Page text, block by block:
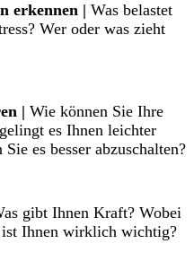
erkennen | Was belastet
Wer oder was zieht
| Wie können Sie Ihre
es Ihnen leichter
es besser abzuschalten?
gibt Ihnen Kraft? Wobei
ist Ihnen wirklich wichtig?